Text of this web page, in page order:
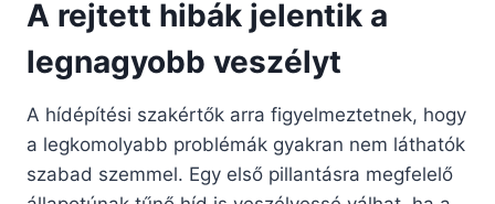
A rejtett hibák jelentik a
legnagyobb veszélyt
A hídépítési szakértők arra figyelmeztetnek, hogy
a legkomolyabb problémák gyakran nem láthatók
szabad szemmel. Egy első pillantásra megfelelő